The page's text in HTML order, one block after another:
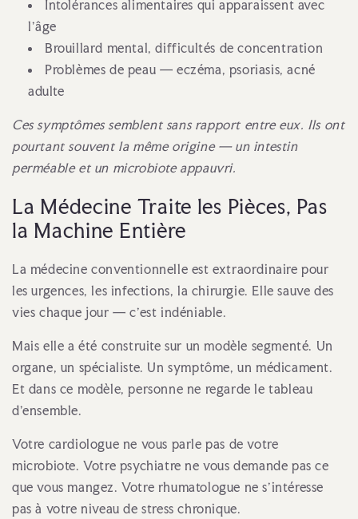
Intolérances alimentaires qui apparaissent avec
l'âge
Brouillard mental, difficultés de concentration
Problèmes de peau — eczéma, psoriasis, acné
adulte
Ces symptômes semblent sans rapport entre eux. Ils ont
pourtant souvent la même origine — un intestin
perméable et un microbiote appauvri.
La Médecine Traite les Pièces, Pas
la Machine Entière
La médecine conventionnelle est extraordinaire pour
les urgences, les infections, la chirurgie. Elle sauve des
vies chaque jour — c'est indéniable.
Mais elle a été construite sur un modèle segmenté. Un
organe, un spécialiste. Un symptôme, un médicament.
Et dans ce modèle, personne ne regarde le tableau
d'ensemble.
Votre cardiologue ne vous parle pas de votre
microbiote. Votre psychiatre ne vous demande pas ce
que vous mangez. Votre rhumatologue ne s'intéresse
pas à votre niveau de stress chronique.